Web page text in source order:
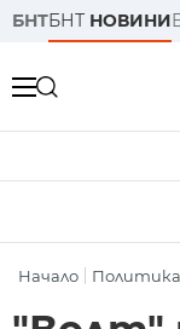
БНТБНТ НОВИНИ
Начало Политика